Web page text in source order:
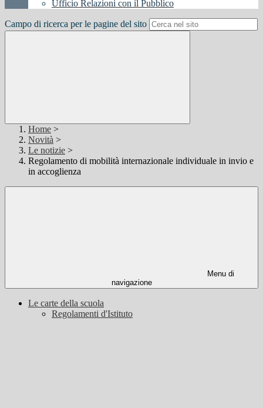
Ufficio Relazioni con il Pubblico
Campo di ricerca per le pagine del sito
Home >
Novità >
Le notizie >
Regolamento di mobilità internazionale individuale in invio e
in accoglienza
Menu di
navigazione
Le carte della scuola
Regolamenti d'Istituto